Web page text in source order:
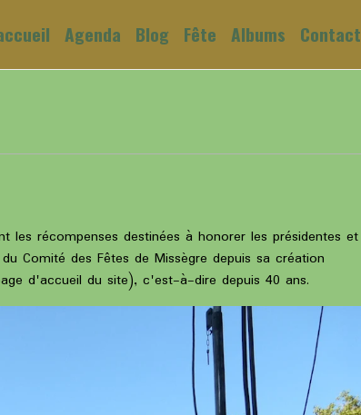
Agenda Blog Fête Albums Contact
les récompenses destinées à honorer les présidentes et
Comité des Fêtes de Missègre depuis sa création
d'accueil du site), c'est-à-dire depuis 40 ans.